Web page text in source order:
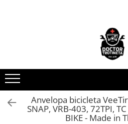
Toate produsele
Piese de schimb
https://www.doctortrotineta.ro/
Acceleratie
Anvelopa bicicleta
SNAP, VRB-403, 72TPI,
BIKE - Made in